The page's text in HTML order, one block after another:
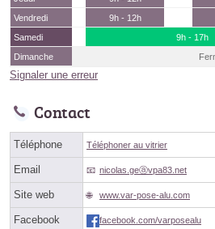
Vendredi
9h - 12h
Samedi
9h - 17h
Dimanche
Signaler une erreur
Contact
Téléphone Téléphoner au vitrier
Email nicolas.geⓐvpa83.net
Site web www.var-pose-alu.com
Facebook facebook.com/varposealu